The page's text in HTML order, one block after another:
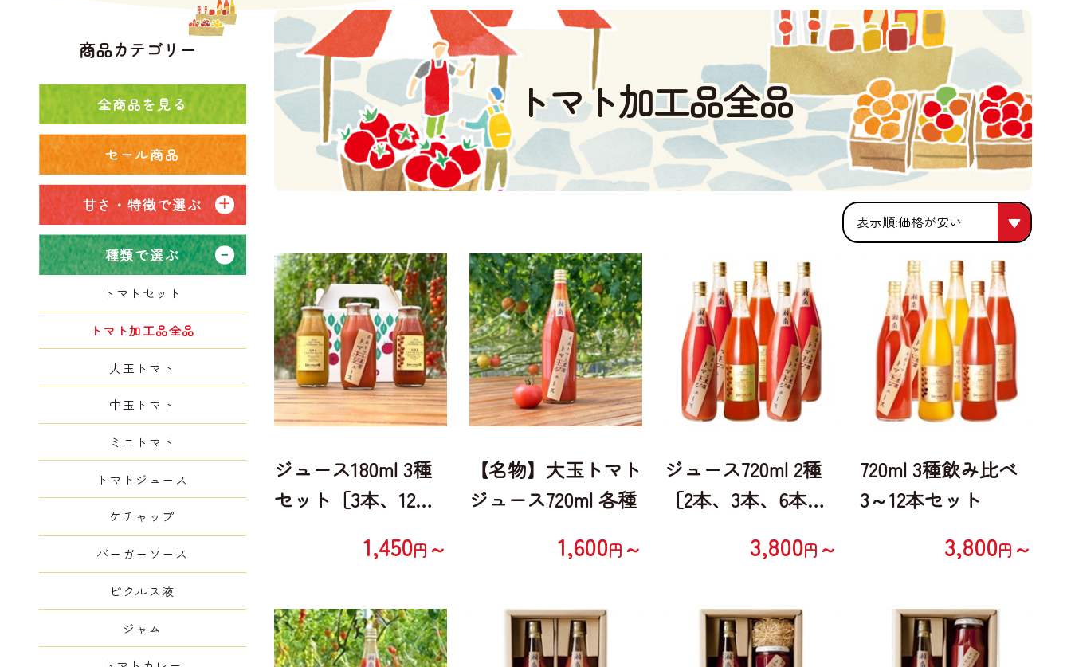
トマト加工品全品
人気順
価格が安い
価格が安い
価格が高い
ジュース180ml 3種
セット［3本、12
1,450円 ～
【名物】大玉トマト
ジュース720ml 各種
1,600円 ～
ジュース720ml 2種
［2本、3本、6本、1
3,800円 ～
720ml 3種飲み比べ
3～12本セット
3,800円 ～
商品カテゴリー
全商品を見る
セール商品
甘さ・特徴で選ぶ
種類で選ぶ
トマトセット
トマト加工品全品
大玉トマト
中玉トマト
ミニトマト
トマトジュース
ケチャップ
バーガーソース
ピクルス液
ジャム